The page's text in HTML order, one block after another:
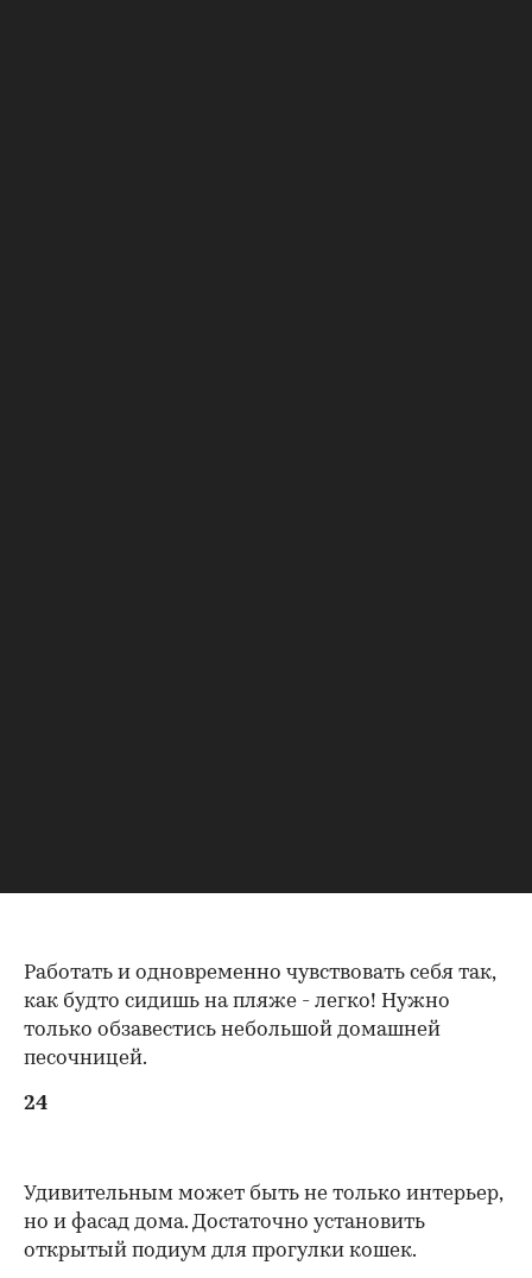
Работать и одновременно чувствовать себя так,
как будто сидишь на пляже - легко! Нужно
только обзавестись небольшой домашней
песочницей.
24
Удивительным может быть не только интерьер,
но и фасад дома. Достаточно установить
открытый подиум для прогулки кошек.